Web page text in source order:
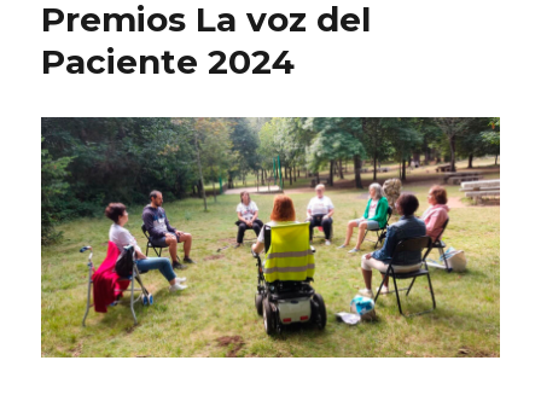
Premios La voz del
Paciente 2024